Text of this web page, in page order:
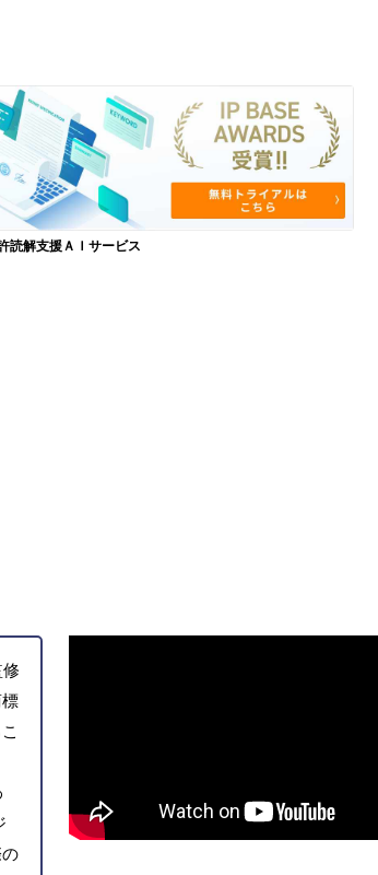
読解支援ＡＩサービス